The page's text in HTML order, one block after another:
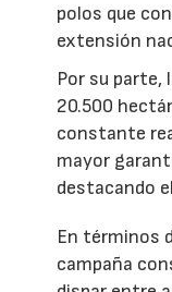
polos que
extensión
Por su parte,
20.500
constante
mayor
destacando
En términos
campaña